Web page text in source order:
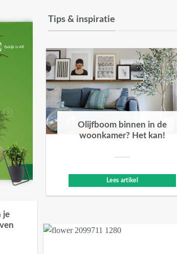
Tips & inspiratie
Olijfboom binnen in de
woonkamer? Het kan!
Lees artikel
je